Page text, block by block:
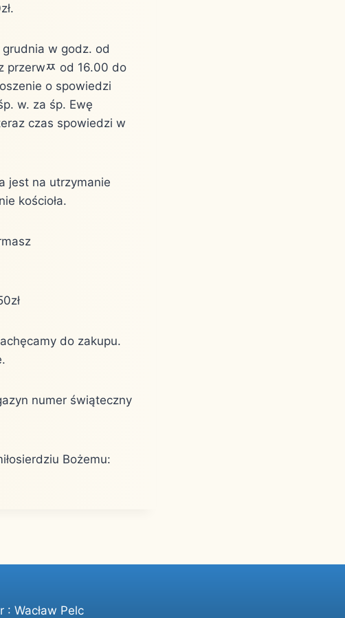
w godz. od
przerwﾹ od 16.00 do
o spowiedzi
w. za śp. Ewę
czas spowiedzi w
jest na utrzymanie
kościoła.
do zakupu.
numer świąteczny
Bożemu:
: Wacław Pelc